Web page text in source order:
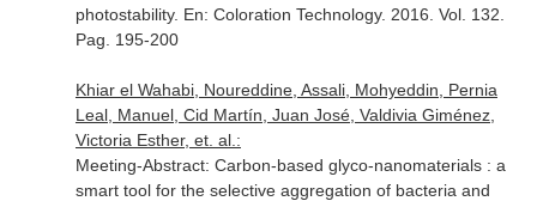
photostability. En: Coloration Technology. 2016. Vol. 132.
Pag. 195-200
Khiar el Wahabi, Noureddine, Assali, Mohyeddin, Pernia
Leal, Manuel, Cid Martín, Juan José, Valdivia Giménez,
Victoria Esther, et. al.:
Meeting-Abstract: Carbon-based glyco-nanomaterials : a
smart tool for the selective aggregation of bacteria and